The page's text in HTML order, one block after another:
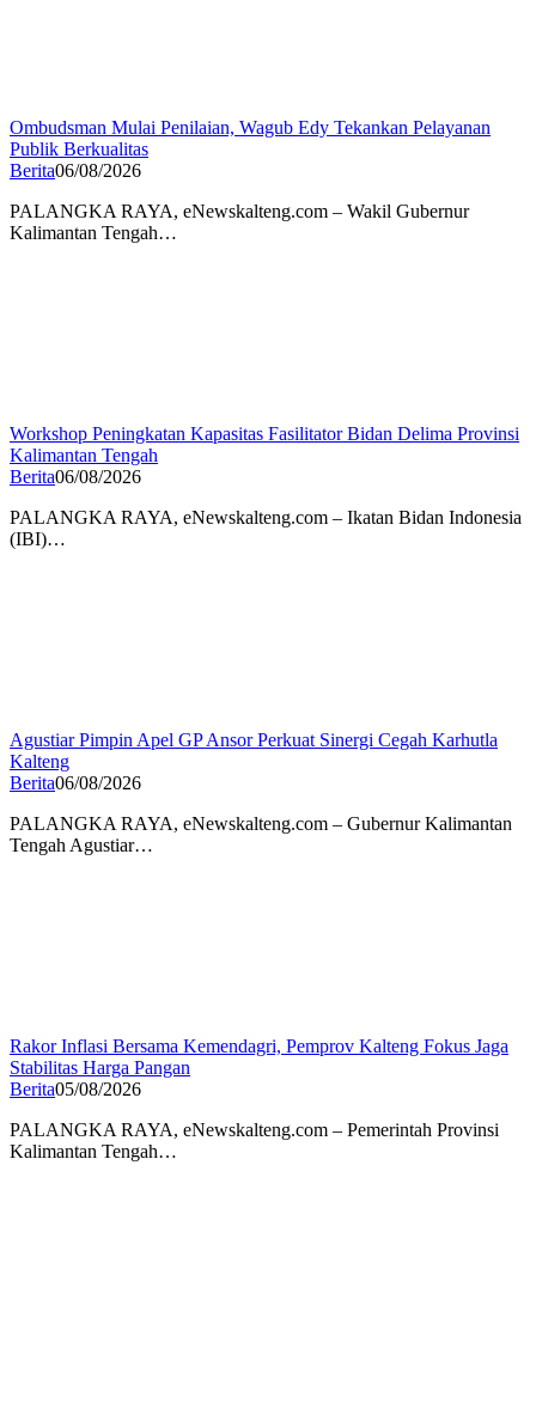
Ombudsman Mulai Penilaian, Wagub Edy Tekankan Pelayanan
Publik Berkualitas
Berita06/08/2026
PALANGKA RAYA, eNewskalteng.com – Wakil Gubernur
Kalimantan Tengah…
Workshop Peningkatan Kapasitas Fasilitator Bidan Delima Provinsi
Kalimantan Tengah
Berita06/08/2026
PALANGKA RAYA, eNewskalteng.com – Ikatan Bidan Indonesia
(IBI)…
Agustiar Pimpin Apel GP Ansor Perkuat Sinergi Cegah Karhutla
Kalteng
Berita06/08/2026
PALANGKA RAYA, eNewskalteng.com – Gubernur Kalimantan
Tengah Agustiar…
Rakor Inflasi Bersama Kemendagri, Pemprov Kalteng Fokus Jaga
Stabilitas Harga Pangan
Berita05/08/2026
PALANGKA RAYA, eNewskalteng.com – Pemerintah Provinsi
Kalimantan Tengah…